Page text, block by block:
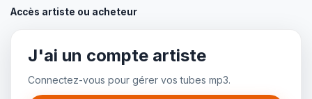
Accès artiste ou acheteur
J'ai un compte artiste
Connectez-vous pour gérer vos tubes mp3.